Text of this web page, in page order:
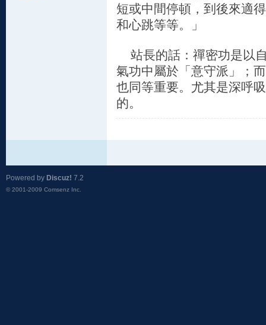
短或中間停頓，到後來適
和心跳等等。」
站長的話：禪密功是以
氣功中屬於「意守派」；
也同等重要。尤其是深呼
的。
Powered by Discuz! 7.2
© 2001-2009 Comsenz Inc.